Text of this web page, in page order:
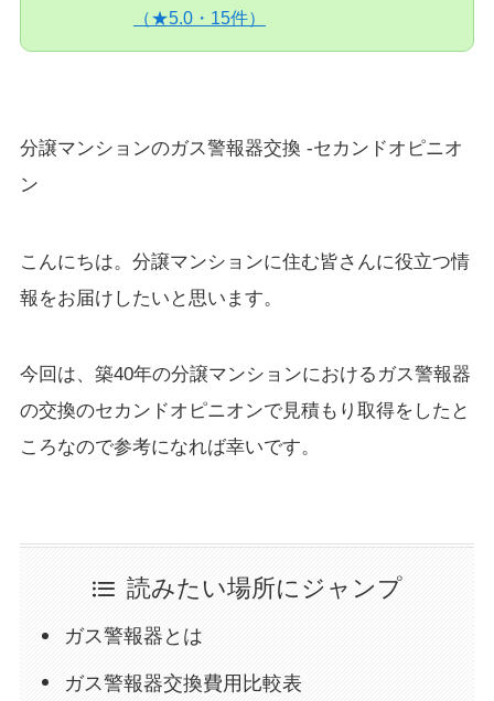
（★5.0・15件）
分譲マンションのガス警報器交換 -セカンドオピニオ
ン
こんにちは。分譲マンションに住む皆さんに役立つ情
報をお届けしたいと思います。
今回は、築40年の分譲マンションにおけるガス警報器
の交換のセカンドオピニオンで見積もり取得をしたと
ころなので参考になれば幸いです。
読みたい場所にジャンプ
ガス警報器とは
ガス警報器交換費用比較表